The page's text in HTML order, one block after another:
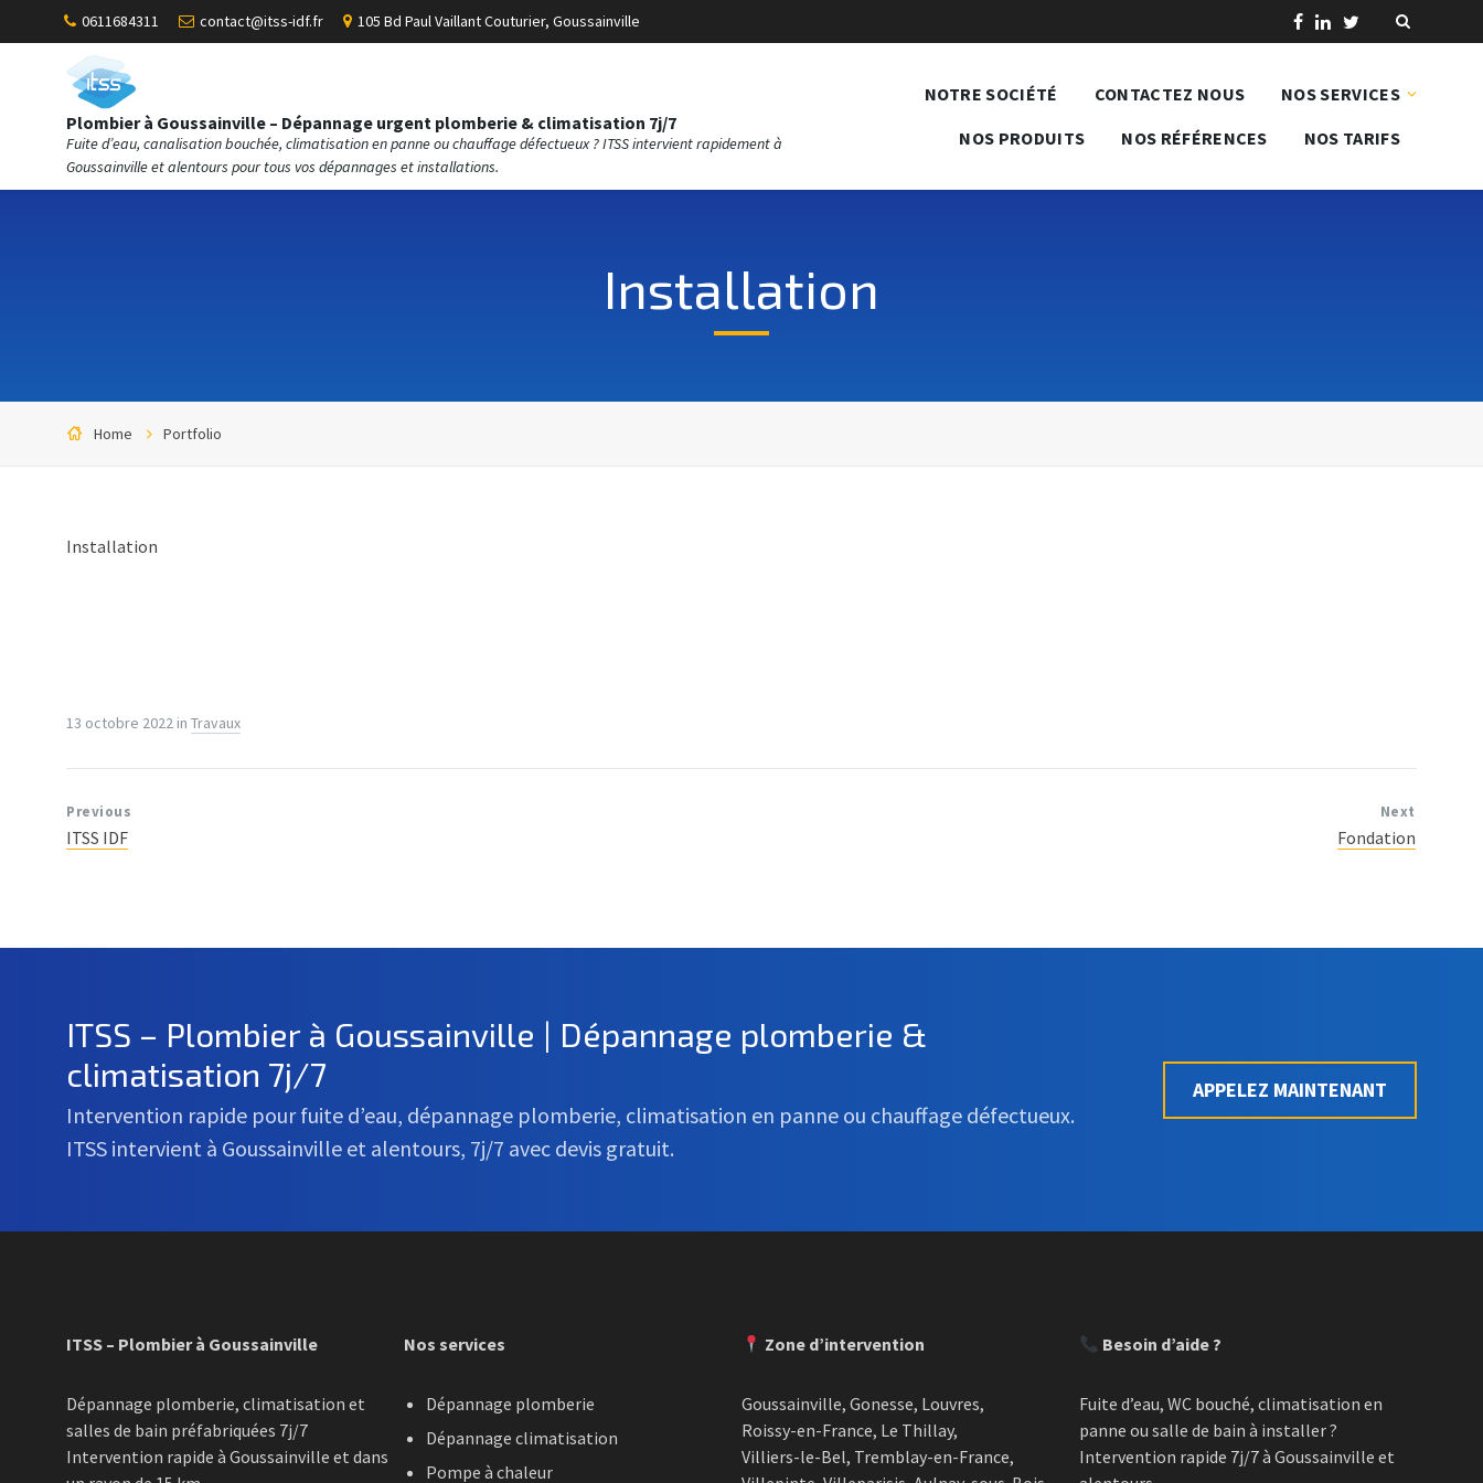
0611684311 contact@itss-idf.fr 105 Bd Paul Vaillant Couturier, Goussainville
Plombier à Goussainville – Dépannage urgent plomberie & climatisation 7j/7
Fuite d’eau, canalisation bouchée, climatisation en panne ou chauffage défectueux ? ITSS intervient rapidement à
Goussainville et alentours pour tous vos dépannages et installations.
NOTRE SOCIÉTÉ CONTACTEZ NOUS
NOS SERVICES
NOS PRODUITS
NOS RÉFÉRENCES NOS TARIFS
Installation
Home Portfolio
Installation
13 octobre 2022 in Travaux
Previous
ITSS IDF
Next
Fondation
ITSS – Plombier à Goussainville | Dépannage plomberie &
climatisation 7j/7
Intervention rapide pour fuite d’eau, dépannage plomberie, climatisation en panne ou chauffage défectueux.
ITSS intervient à Goussainville et alentours, 7j/7 avec devis gratuit.
APPELEZ MAINTENANT
ITSS – Plombier à Goussainville
Dépannage plomberie, climatisation et
salles de bain préfabriquées 7j/7
Intervention rapide à Goussainville et dans
Nos services
Dépannage plomberie
Dépannage climatisation
Pompe à chaleur
Zone d’intervention
Goussainville, Gonesse, Louvres,
Roissy-en-France, Le Thillay,
Villiers-le-Bel, Tremblay-en-France,
Besoin d’aide ?
Fuite d’eau, WC bouché, climatisation en
panne ou salle de bain à installer ?
Intervention rapide 7j/7 à Goussainville et